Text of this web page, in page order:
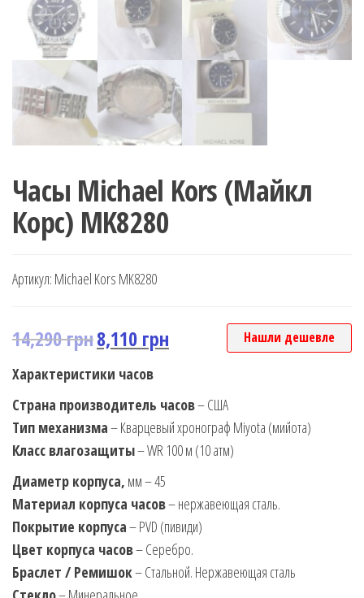
Часы Michael Kors (Майкл
Корс) MK8280
Артикул: Michael Kors MK8280
14,290грн8,110 грн Нашли дешевле
Характеристики часов
Страна производитель часов– США
Тип механизма– Кварцевый хронограф Miyota (мийота)
Класс влагозащиты– WR 100 м (10 атм)
Диаметр корпуса, мм – 45
Материал корпуса часов– нержавеющая сталь.
Покрытие корпуса– PVD (пивиди)
Цвет корпуса часов– Серебро.
Браслет / Ремишок– Стальной. Нержавеющая сталь